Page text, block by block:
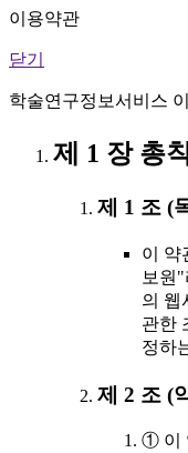
이용약관
닫기
학술연구정보서비스
제 1 장 총칙
제 1 조 (
이 약
보원
의 웹
관한
정하
제 2 조 (
① 이